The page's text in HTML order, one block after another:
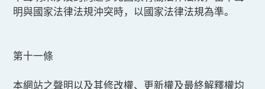
明與國家法律法規沖突時，以國家法律法規為準。
第十一條
本網站之聲明以及其修改權、更新權及最終解釋權均